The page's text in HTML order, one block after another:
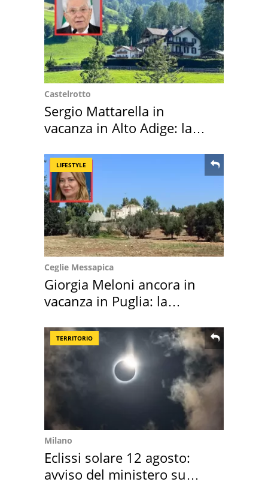
Castelrotto
Sergio Mattarella in
vacanza in Alto Adige: la
LIFESTYLE
Ceglie Messapica
Giorgia Meloni ancora in
vacanza in Puglia: la
TERRITORIO
Milano
Eclissi solare 12 agosto:
avviso del ministero su